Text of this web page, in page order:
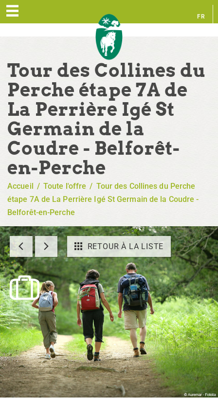
FR
Tour des Collines du
Perche étape 7A de
La Perrière Igé St
Germain de la
Coudre - Belforêt-
en-Perche
Accueil / Toute l'offre / Tour des Collines du Perche
étape 7A de La Perrière Igé St Germain de la Coudre -
Belforêt-en-Perche
RETOUR À LA LISTE